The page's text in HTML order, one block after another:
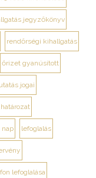
jegyzőkönyv
rendőrségi kihallgatás
őrizet gyanúsított
jogai
nap lefoglalás
lefoglalása